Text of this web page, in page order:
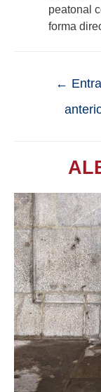
peatonal
forma
←